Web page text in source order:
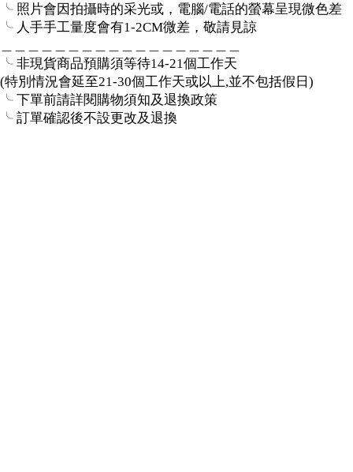
╰ 照片會因拍攝時的采光或，電腦/電話的螢幕呈現微色差
╰ 人手手工量度會有1-2CM微差，敬請見諒
╰ 非現貨商品預購須等待14-21個工作天
(特別情況會延至21-30個工作天或以上,並不包括假日)
╰ 下單前請詳閱購物須知及退換政策
╰ 訂單確認後不設更改及退換